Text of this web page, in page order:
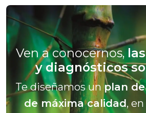
Ven a conocernos,
y diagnósticos
Te diseñamos un plan
de máxima calidad,